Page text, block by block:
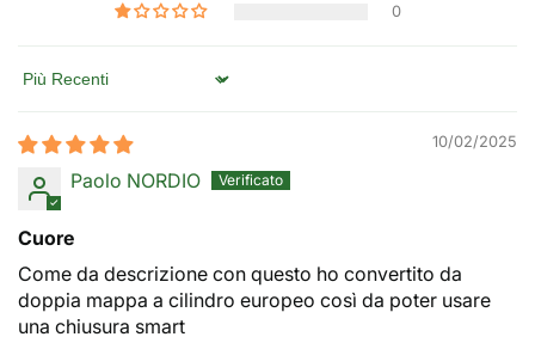
0
Sort by
10/02/2025
Paolo NORDIO
Cuore
Come da descrizione con questo ho convertito da
doppia mappa a cilindro europeo così da poter usare
una chiusura smart